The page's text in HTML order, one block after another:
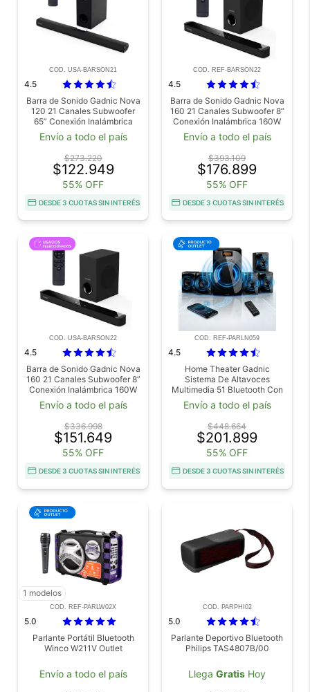
COD. USA-BARSON21
4.5
Barra de Sonido Gadnic Nova
120 21 Canales Subwoofer
65” Conexión Inalámbrica
120W Usado
Envío a todo el país
$273.220
$122.949
55% OFF
DESDE 3 CUOTAS SIN INTERÉS
COD. REF-BARSON22
4.5
Barra de Sonido Gadnic Nova
160 21 Canales Subwoofer 8”
Conexión Inalámbrica 160W
Outlet
Envío a todo el país
$393.109
$176.899
55% OFF
DESDE 3 CUOTAS SIN INTERÉS
COD. USA-BARSON22
4.5
Barra de Sonido Gadnic Nova
160 21 Canales Subwoofer 8”
Conexión Inalámbrica 160W
Usado
Envío a todo el país
$336.998
$151.649
55% OFF
DESDE 3 CUOTAS SIN INTERÉS
COD. REF-PARLN059
4.5
Home Theater Gadnic
Sistema De Altavoces
Multimedia 51 Bluetooth Con
Subwoofer Amplificado 45W
Control Remoto Radio FM
RCA Para TV PC Y
Reproductores Outlet
Envío a todo el país
$448.664
$201.899
55% OFF
DESDE 3 CUOTAS SIN INTERÉS
1 modelos
COD. REF-PARLW02X
5.0
Parlante Portátil Bluetooth
Winco W211V Outlet
Envío a todo el país
COD. PARPHI02
5.0
Parlante Deportivo Bluetooth
Philips TAS4807B/00
Llega Gratis Hoy